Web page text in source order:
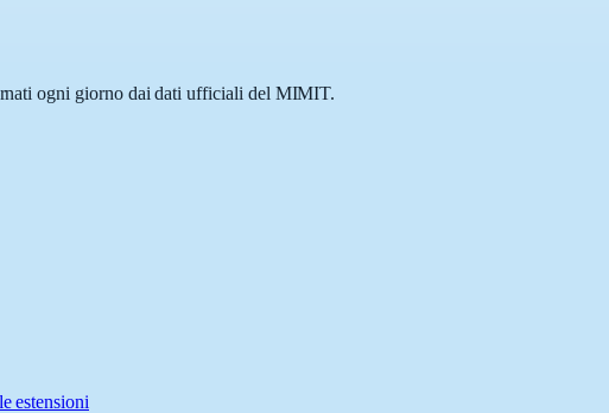
ogni giorno dai dati ufficiali del MIMIT.
estensioni